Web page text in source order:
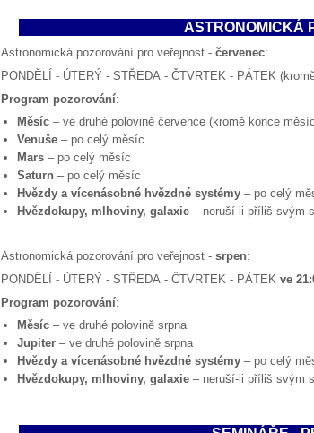
ASTRONOMICKÁ
Astronomická pozorování pro veřejnost - červenec:
PONDĚLÍ - ÚTERÝ - STŘEDA - ČTVRTEK - PÁTEK
Program pozorování:
Měsíc – ve druhé polovině července (kromě konce
Venuše – po celý měsíc
Mars – po celý měsíc
Saturn – po celý měsíc
Hvězdy a vícenásobné hvězdné systémy – po celý
Hvězdokupy, mlhoviny, galaxie – neruší-li příliš svým
Astronomická pozorování pro veřejnost - srpen:
PONDĚLÍ - ÚTERÝ - STŘEDA - ČTVRTEK - PÁTEK ve
Program pozorování:
Měsíc – ve druhé polovině srpna
Jupiter – ve druhé polovině srpna
Hvězdy a vícenásobné hvězdné systémy – po celý
Hvězdokupy, mlhoviny, galaxie – neruší-li příliš svým